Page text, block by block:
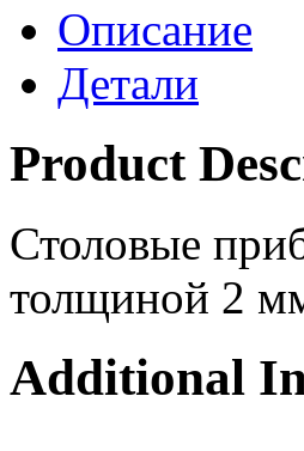
Описание
Детали
Product
Столовые
толщиной 2
Additional